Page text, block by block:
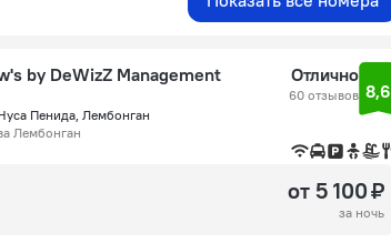
by DeWizZ Management
Пенида, Лембонган
Лембонган
Отлично
60 отзывов 8,6
от 5 100 ₽
за ночь